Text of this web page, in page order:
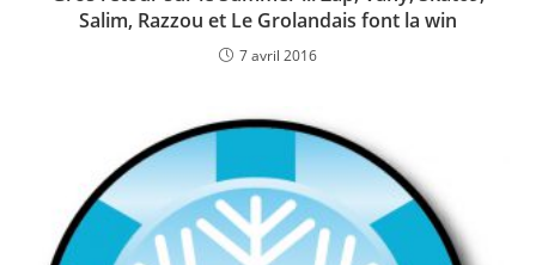
Salim, Razzou et Le Grolandais font la win
7 avril 2016